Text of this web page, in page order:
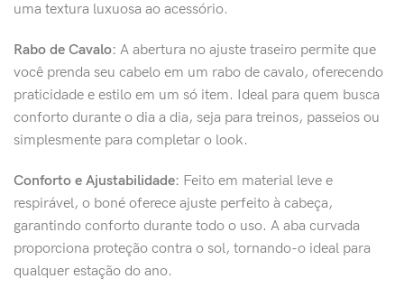
uma textura luxuosa ao acessório.
Rabo de Cavalo: A abertura no ajuste traseiro permite que
você prenda seu cabelo em um rabo de cavalo, oferecendo
praticidade e estilo em um só item. Ideal para quem busca
conforto durante o dia a dia, seja para treinos, passeios ou
simplesmente para completar o look.
Conforto e Ajustabilidade: Feito em material leve e
respirável, o boné oferece ajuste perfeito à cabeça,
garantindo conforto durante todo o uso. A aba curvada
proporciona proteção contra o sol, tornando-o ideal para
qualquer estação do ano.